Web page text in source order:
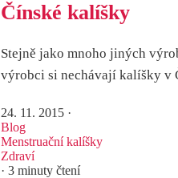
Čínské kalíšky
Stejně jako mnoho jiných
výrobci si nechávají kalíšky v
24. 11. 2015 ·
Blog
Menstruační kalíšky
Zdraví
· 3 minuty čtení